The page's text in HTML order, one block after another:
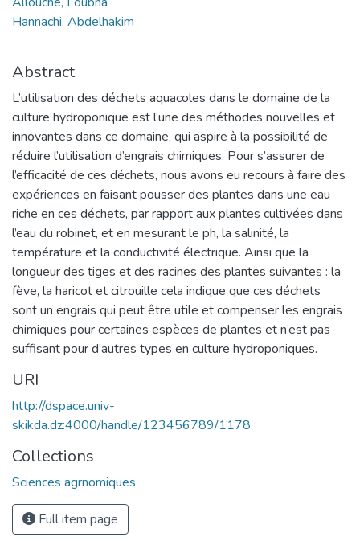
Hannachi, Abdelhakim
Abstract
L’utilisation des déchets aquacoles dans le domaine de la
culture hydroponique est l’une des méthodes nouvelles et
innovantes dans ce domaine, qui aspire à la possibilité de
réduire l’utilisation d’engrais chimiques. Pour s’assurer de
l’efficacité de ces déchets, nous avons eu recours à faire des
expériences en faisant pousser des plantes dans une eau
riche en ces déchets, par rapport aux plantes cultivées dans
l’eau du robinet, et en mesurant le ph, la salinité, la
température et la conductivité électrique. Ainsi que la
longueur des tiges et des racines des plantes suivantes : la
fève, la haricot et citrouille cela indique que ces déchets
sont un engrais qui peut être utile et compenser les engrais
chimiques pour certaines espèces de plantes et n’est pas
suffisant pour d’autres types en culture hydroponiques.
URI
http://dspace.univ-
skikda.dz:4000/handle/123456789/1178
Collections
Sciences agrnomiques
Full item page